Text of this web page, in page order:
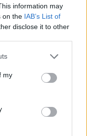
information may
on the IAB’s List of
disclose it to other
or more Google
You may click to
third-party tags to
in below Google
my
per la pace